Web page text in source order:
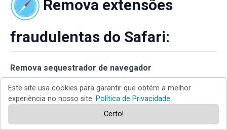
Remova extensões
fraudulentas do Safari:
Remova sequestrador de navegador
Safari:
Este site usa cookies para garantir que obtém a melhor
experiência no nosso site. Política de Privacidade
Certo!